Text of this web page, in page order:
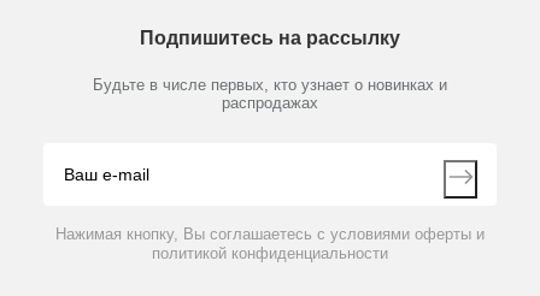
Производители
Мобильное приложение
Партнеры
Контакты
Подпишитесь на рассылку
Будьте в числе первых, кто узнает о новинках и
распродажах
Нажимая кнопку, Вы соглашаетесь с условиями оферты и
политикой конфиденциальности